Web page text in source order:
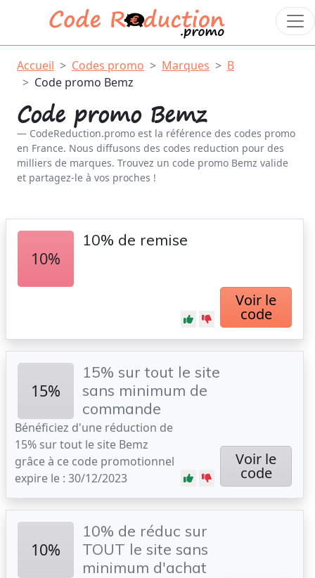
Accueil Codes promo Marques
B
Code promo Bemz
Code promo Bemz
CodeReduction.promo est la référence des codes promo
en France. Nous diffusons des codes reduction pour des
milliers de marques. Trouvez un code promo Bemz valide
et partagez-le à vos proches !
10%
10% de remise
Voir le
code
15%
15% sur tout le site
sans minimum de
commande
Bénéficiez d'une réduction de
15% sur tout le site Bemz
grâce à ce code promotionnel
expire le : 30/12/2023
Voir le
code
10%
10% de réduc sur
TOUT le site sans
minimum d'achat